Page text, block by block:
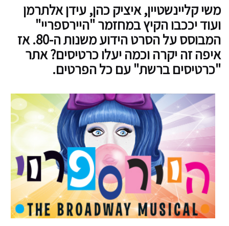
משי קליינשטיין, איציק כהן, עידן אלתרמן
ועוד יככבו הקיץ במחזמר "היירספריי"
המבוסס על הסרט הידוע משנות ה-80. אז
איפה זה יקרה וכמה יעלו כרטיסים? אתר
"כרטיסים ברשת" עם כל הפרטים.